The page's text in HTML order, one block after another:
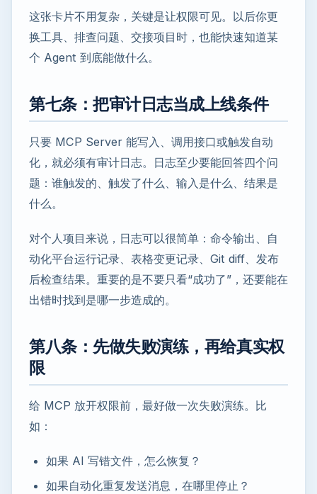
这张卡片不用复杂，关键是让权限可见。以后你更
换工具、排查问题、交接项目时，也能快速知道某
个 Agent 到底能做什么。
第七条：把审计日志当成上线条件
只要 MCP Server 能写入、调用接口或触发自动
化，就必须有审计日志。日志至少要能回答四个问
题：谁触发的、触发了什么、输入是什么、结果是
什么。
对个人项目来说，日志可以很简单：命令输出、自
动化平台运行记录、表格变更记录、Git diff、发布
后检查结果。重要的是不要只看“成功了”，还要能在
出错时找到是哪一步造成的。
第八条：先做失败演练，再给真实权
限
给 MCP 放开权限前，最好做一次失败演练。比
如：
如果 AI 写错文件，怎么恢复？
如果自动化重复发送消息，在哪里停止？